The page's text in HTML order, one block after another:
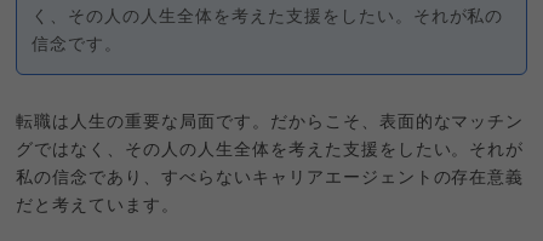
く、その人の人生全体を考えた支援をしたい。それが私の
信念です。
転職は人生の重要な局面です。だからこそ、表面的なマッチン
グではなく、その人の人生全体を考えた支援をしたい。それが
私の信念であり、すべらないキャリアエージェントの存在意義
だと考えています。